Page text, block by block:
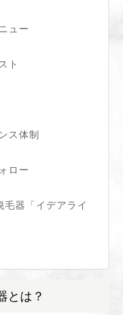
ュー
ト
ス体制
ロー
毛器「イデアライ
とは？